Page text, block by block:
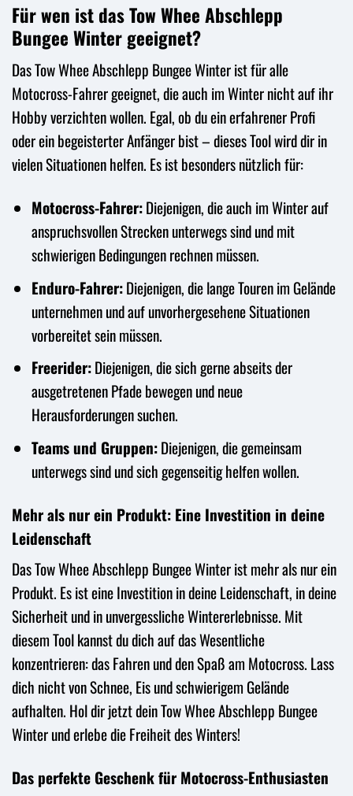
Für wen ist das Tow Whee Abschlepp
Bungee Winter geeignet?
Das Tow Whee Abschlepp Bungee Winter ist für alle
Motocross-Fahrer geeignet, die auch im Winter nicht auf ihr
Hobby verzichten wollen. Egal, ob du ein erfahrener Profi
oder ein begeisterter Anfänger bist – dieses Tool wird dir in
vielen Situationen helfen. Es ist besonders nützlich für:
Motocross-Fahrer:Diejenigen, die auch im Winter auf
anspruchsvollen Strecken unterwegs sind und mit
schwierigen Bedingungen rechnen müssen.
Enduro-Fahrer:Diejenigen, die lange Touren im Gelände
unternehmen und auf unvorhergesehene Situationen
vorbereitet sein müssen.
Freerider:Diejenigen, die sich gerne abseits der
ausgetretenen Pfade bewegen und neue
Herausforderungen suchen.
Teams und Gruppen:Diejenigen, die gemeinsam
unterwegs sind und sich gegenseitig helfen wollen.
Mehr als nur ein Produkt: Eine Investition in deine
Leidenschaft
Das Tow Whee Abschlepp Bungee Winter ist mehr als nur ein
Produkt. Es ist eine Investition in deine Leidenschaft, in deine
Sicherheit und in unvergessliche Wintererlebnisse. Mit
diesem Tool kannst du dich auf das Wesentliche
konzentrieren: das Fahren und den Spaß am Motocross. Lass
dich nicht von Schnee, Eis und schwierigem Gelände
aufhalten. Hol dir jetzt dein Tow Whee Abschlepp Bungee
Winter und erlebe die Freiheit des Winters!
Das perfekte Geschenk für Motocross-Enthusiasten